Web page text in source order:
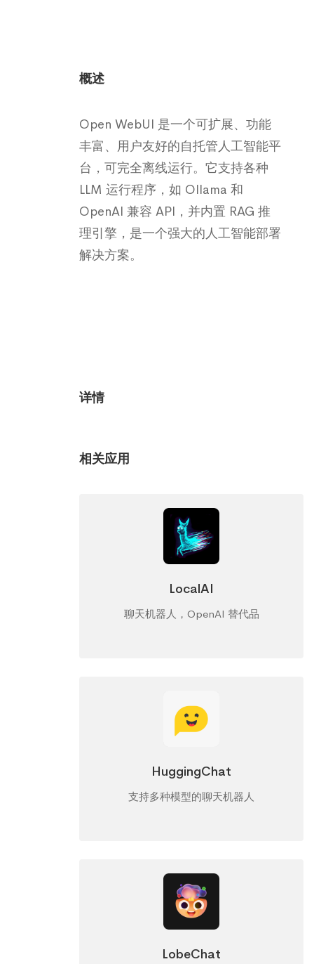
概述
Open WebUI 是一个可扩展、功能
丰富、用户友好的自托管人工智能平
台，可完全离线运行。它支持各种
LLM 运行程序，如 Ollama 和
OpenAI 兼容 API，并内置 RAG 推
理引擎，是一个强大的人工智能部署
解决方案。
详情
相关应用
LocalAI
聊天机器人，OpenAI 替代品
HuggingChat
支持多种模型的聊天机器人
LobeChat